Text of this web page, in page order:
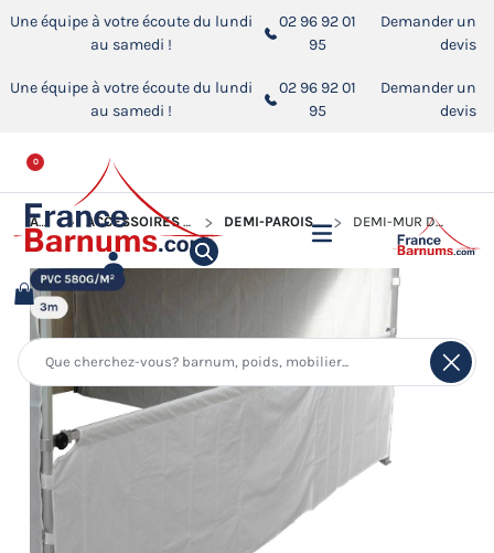
Une équipe à votre écoute du lundi
au samedi !
02 96 92 01
95
Demander un
devis
Une équipe à votre écoute du lundi
au samedi !
02 96 92 01
95
Demander un
devis
0
ACCUEIL ACCESSOIRES POUR BARNUMS PLIANTS DEMI-PAROIS POUR BARNUM PLIANT DEMI-MUR DE 3M EN PVC 580GR/M²